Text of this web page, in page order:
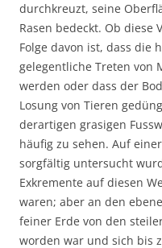
durchkreuzt, seine
Rasen bedeckt. Ob diese
Folge davon ist, dass die
gelegentliche Treten von
werden oder dass der
Losung von Tieren
derartigen grasigen
häufig zu sehen. Auf
sorgfältig untersucht
Exkremente auf diesen
waren; aber an den
feiner Erde von den
worden war und sich bis